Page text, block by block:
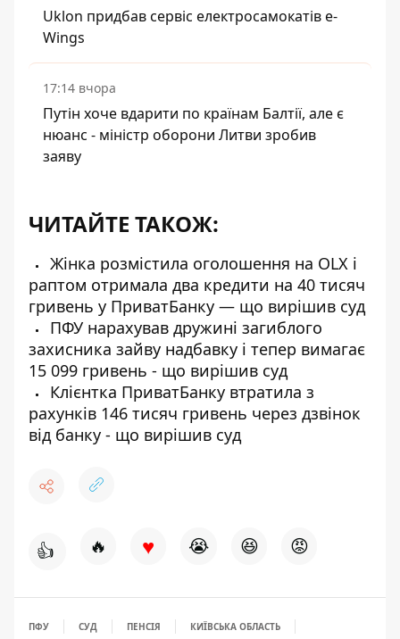
Uklon придбав сервіс електросамокатів e-
Wings
17:14 вчора
Путін хоче вдарити по країнам Балтії, але є
нюанс - міністр оборони Литви зробив
заяву
ЧИТАЙТЕ ТАКОЖ:
Жінка розмістила оголошення на OLX і
раптом отримала два кредити на 40 тисяч
гривень у ПриватБанку — що вирішив суд
ПФУ нарахував дружині загиблого
захисника зайву надбавку і тепер вимагає
15 099 гривень - що вирішив суд
Клієнтка ПриватБанку втратила з
рахунків 146 тисяч гривень через дзвінок
від банку - що вирішив суд
👍 🔥 ♥ 😭 😆 😡
ПФУ СУД ПЕНСІЯ
КИЇВСЬКА ОБЛАСТЬ